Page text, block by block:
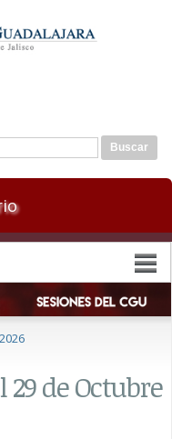
de búsqueda
de Octubre